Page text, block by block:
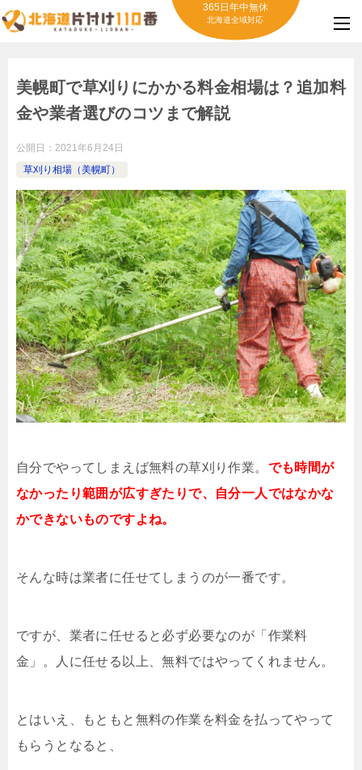
365日年中無休
北海道全域対応
美幌町で草刈りにかかる料金相場は？追加料
金や業者選びのコツまで解説
公開日： 2021年6月24日
草刈り相場（美幌町）
自分でやってしまえば無料の草刈り作業。 でも時間が
なかったり範囲が広すぎたりで、自分一人ではなかな
かできないものですよね。
そんな時は業者に任せてしまうのが一番です。
ですが、業者に任せると必ず必要なのが「作業料
金」。人に任せる以上、無料ではやってくれません。
とはいえ、もともと無料の作業を料金を払ってやって
もらうとなると、